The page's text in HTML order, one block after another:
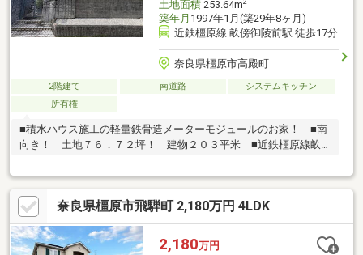
土地面積253.64m2
築年月 1997年1月(築29年8ヶ月)
近鉄橿原線 畝傍御陵前駅 徒歩17分
奈良県橿原市高殿町
2階建て 南道路
システムキッチン
所有権
■積水ハウス施工の軽量鉄骨造メーターモジュールのお家！ ■南
向き！ 土地７６．７２坪！ 建物２０３平米 ■近鉄橿原線畝
り、収納豊富なお家です■敷地北側より藤原京の雄大な風景が広
がります！■室内外の保守状況は良好で、大変丁寧にお使いで
す！■是非一度ご覧になってください。
奈良県橿原市飛騨町 2,180万円 4LDK
2,180万円